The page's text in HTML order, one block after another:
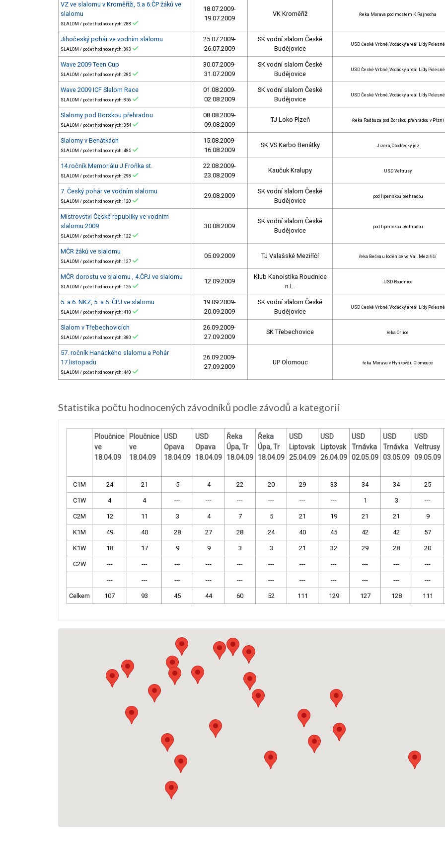
VZ ve slalomu v Kroměříži, 5.a 6.ČP žáků ve
slalomu
SLALOM / počet hodnocených: 283
18.07.2009-
19.07.2009
VK Kroměříž Řeka Morava pod mostem K.Rajnocha
Jihočeský pohár ve vodním slalomu
SLALOM / počet hodnocených: 393
25.07.2009-
26.07.2009
SK vodní slalom České
Budějovice
USD České Vrbné, Vodácký areál Lídy Polesné
Wave 2009 Teen Cup
SLALOM / počet hodnocených: 285
30.07.2009-
31.07.2009
SK vodní slalom České
Budějovice
USD České Vrbné, Vodácký areál Lídy Polesné
Wave 2009 ICF Slalom Race
SLALOM / počet hodnocených: 356
01.08.2009-
02.08.2009
SK vodní slalom České
Budějovice
USD České Vrbné, Vodácký areál Lídy Polesné
Slalomy pod Borskou přehradou
SLALOM / počet hodnocených: 354
08.08.2009-
09.08.2009
TJ Loko Plzeň Řeka Radbuza pod Borskou přehradou v Plzni
Slalomy v Benátkách
SLALOM / počet hodnocených: 485
15.08.2009-
16.08.2009
SK VS Karbo Benátky Jizera, Obodřecký jez
14.ročník Memoriálu J.Froňka st.
SLALOM / počet hodnocených: 298
22.08.2009-
23.08.2009
Kaučuk Kralupy USD Veltrusy
7. Český pohár ve vodním slalomu
SLALOM / počet hodnocených: 120
29.08.2009
SK vodní slalom České
Budějovice
pod lipenskou přehradou
Mistrovství České republiky ve vodním
slalomu 2009
SLALOM / počet hodnocených: 122
30.08.2009
SK vodní slalom České
Budějovice
pod lipenskou přehradou
MČR žáků ve slalomu
SLALOM / počet hodnocených: 127
05.09.2009 TJ Valašské Meziříčí řeka Bečva u loděnice ve Val. Meziříčí
MČR dorostu ve slalomu , 4.ČPJ ve slalomu
SLALOM / počet hodnocených: 126
12.09.2009
Klub Kanoistika Roudnice
n.L.
USD Roudnice
5. a 6. NKZ, 5. a 6. ČPJ ve slalomu
SLALOM / počet hodnocených: 410
19.09.2009-
20.09.2009
SK vodní slalom České
Budějovice
USD České Vrbné, Vodácký areál Lídy Polesné
Slalom v Třebechovicích
SLALOM / počet hodnocených: 380
26.09.2009-
27.09.2009
SK Třebechovice řeka Orlice
57. ročník Hanáckého slalomu a Pohár
17.listopadu
SLALOM / počet hodnocených: 440
26.09.2009-
27.09.2009
UP Olomouc řeka Morava v Hynkově u Olomouce
Statistika počtu hodnocených závodníků podle závodů a kategorií
Ploučnice
ve
18.04.09
Ploučnice
ve
18.04.09
USD
Opava
18.04.09
USD
Opava
18.04.09
Řeka
Úpa, Tr
18.04.09
Řeka
Úpa, Tr
18.04.09
USD
Liptovsk
25.04.09
USD
Liptovsk
26.04.09
USD
Trnávka
02.05.09
USD
Trnávka
03.05.09
USD
Veltrusy
09.05.09
C1M 24 21 5 4 22 20 29 33 34 34 25
C1W 4 4 --- --- --- --- --- --- 1 3 ---
C2M 12 11 3 4 7 5 21 19 21 21 9
K1M 49 40 28 27 28 24 40 45 42 42 57
K1W 18 17 9 9 3 3 21 32 29 28 20
C2W --- --- --- --- --- --- --- --- --- --- ---
--- --- --- --- --- --- --- --- --- --- ---
Celkem 107 93 45 44 60 52 111 129 127 128 111